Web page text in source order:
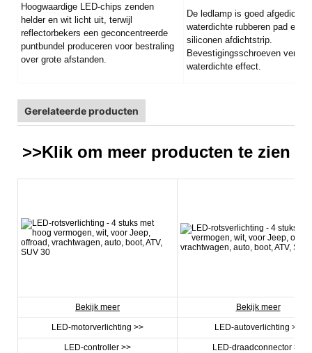
Hoogwaardige LED-chips zenden
helder en wit licht uit, terwijl
reflectorbekers een geconcentreerde
puntbundel produceren voor bestraling
over grote afstanden.
De ledlamp is goed afgedicht
waterdichte rubberen pad en
siliconen afdichtstrip.
Bevestigingsschroeven
waterdichte effect.
Gerelateerde producten
>>Klik om meer producten te zien
Bekijk meer Bekijk meer
LED-motorverlichting >> LED-autoverlichting >>
LED-controller >> LED-draadconnector >>